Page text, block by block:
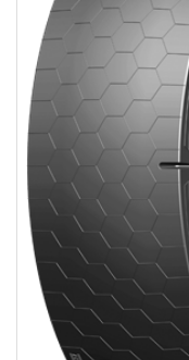
Cas des fabricant
Contact